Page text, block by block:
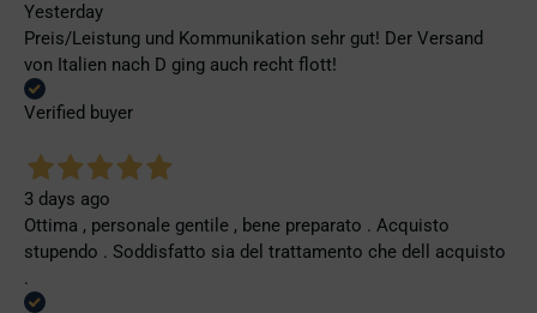
Yesterday
Preis/Leistung und Kommunikation sehr gut! Der Versand
von Italien nach D ging auch recht flott!
Verified buyer
3 days ago
Ottima , personale gentile , bene preparato . Acquisto
stupendo . Soddisfatto sia del trattamento che dell acquisto
.